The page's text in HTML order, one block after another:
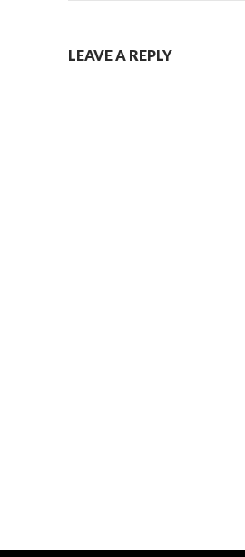
LEAVE A REPLY